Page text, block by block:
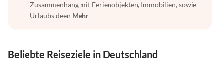
Zusammenhang mit Ferienobjekten, Immobilien, sowie
Urlaubsideen Mehr
Beliebte Reiseziele in Deutschland